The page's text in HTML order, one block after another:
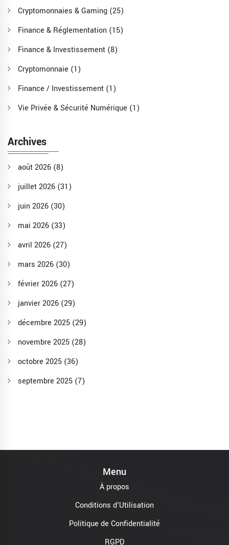
Cryptomonnaies & Gaming (25)
Finance & Réglementation (15)
Finance & Investissement (8)
Cryptomonnaie (1)
Finance / Investissement (1)
Vie Privée & Sécurité Numérique (1)
Archives
août 2026 (8)
juillet 2026 (31)
juin 2026 (30)
mai 2026 (33)
avril 2026 (27)
mars 2026 (30)
février 2026 (27)
janvier 2026 (29)
décembre 2025 (29)
novembre 2025 (28)
octobre 2025 (36)
septembre 2025 (7)
Menu
À propos
Conditions d'Utilisation
Politique de Confidentialité
RGPD